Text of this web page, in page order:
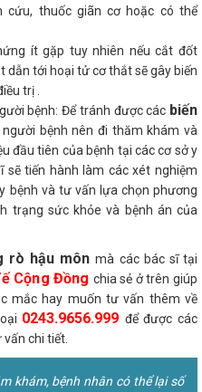
cứu, thuốc giãn cơ hoặc có thể
ít gặp tuy nhiên nếu cắt đốt
dẫn tới hoại tử cơ thắt sẽ gây biến
trị .
bệnh: Để tránh được các biến
người bệnh nên đi thăm khám và
đầu tiên của bệnh tại các cơ sở y
sẽ tiến hành làm các xét nghiệm
bệnh và tư vấn lựa chọn phương
trạng sức khỏe và bệnh án của
rò hậu mônmà các bác sĩ tại
Cộng Đồng chia sẻ ở trên giúp
mắc hay muốn tư vấn thêm về
0243.9656.999 để được các
chi tiết.
khám, bệnh nhân có thể lại số